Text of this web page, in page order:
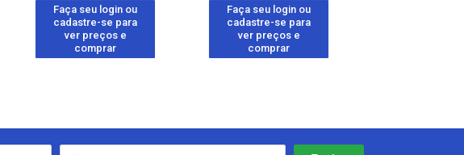
Faça seu login ou
cadastre-se para
ver preços e
comprar
Faça seu login ou
cadastre-se para
ver preços e
comprar